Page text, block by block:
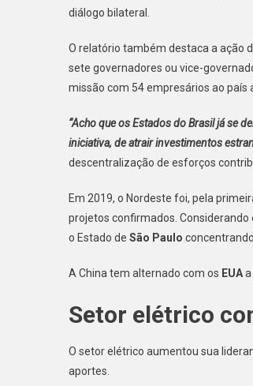
diálogo bilateral.
O relatório também destaca a ação
sete governadores ou vice-
missão com 54 empresários ao país
“Acho que os Estados do Brasil já se
iniciativa, de atrair investimentos
descentralização de esforços
Em 2019, o Nordeste foi, pela
projetos confirmados. Considerando
o Estado de São Paulo
A China tem alternado com os EUA
Setor elétrico
O setor elétrico aumentou sua
aportes.